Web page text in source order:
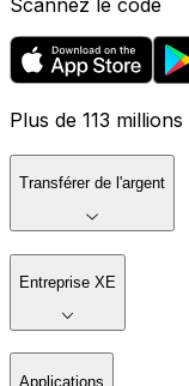
Scannez le code
Plus de 113
Transférer de l'argent
Entreprise XE
Applications